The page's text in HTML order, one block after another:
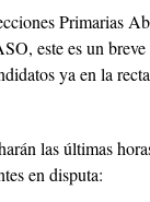
Primarias
este es un
ya en la
las últimas
en disputa: